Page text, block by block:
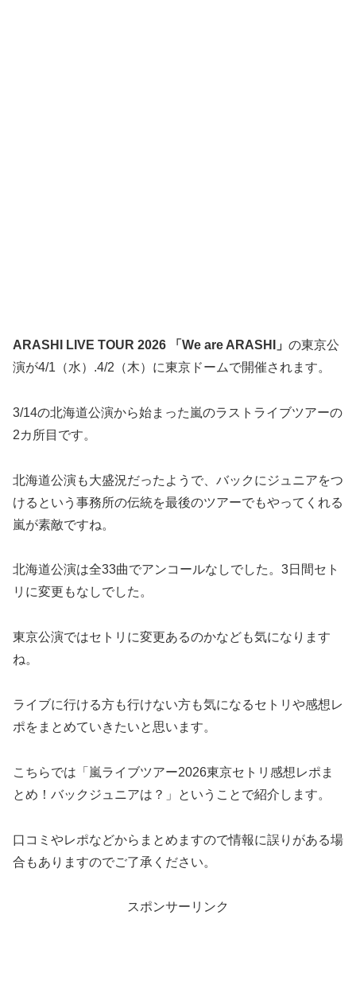
ARASHI LIVE TOUR 2026 「We are ARASHI」 の東京公
演が4/1（水）.4/2（木）に東京ドームで開催されます。
3/14の北海道公演から始まった嵐のラストライブツアーの
2カ所目です。
北海道公演も大盛況だったようで、バックにジュニアをつ
けるという事務所の伝統を最後のツアーでもやってくれる
嵐が素敵ですね。
北海道公演は全33曲でアンコールなしでした。3日間セト
リに変更もなしでした。
東京公演ではセトリに変更あるのかなども気になります
ね。
ライブに行ける方も行けない方も気になるセトリや感想レ
ポをまとめていきたいと思います。
こちらでは「嵐ライブツアー2026東京セトリ感想レポま
とめ！バックジュニアは？」ということで紹介します。
口コミやレポなどからまとめますので情報に誤りがある場
合もありますのでご了承ください。
スポンサーリンク